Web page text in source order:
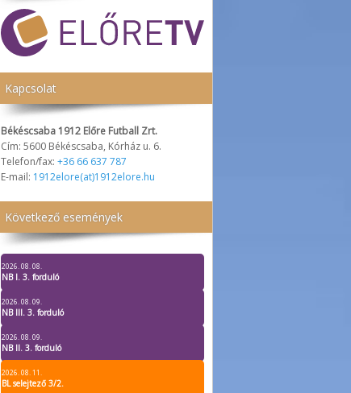
Kapcsolat
Békéscsaba 1912 Előre Futball Zrt.
Cím: 5600 Békéscsaba, Kórház u. 6.
Telefon/fax: +36 66 637 787
E-mail: 1912elore(at)1912elore.hu
Következő események
2026. 08. 08.
NB I. 3. forduló
2026. 08. 09.
NB III. 3. forduló
2026. 08. 09.
NB II. 3. forduló
2026. 08. 11.
BL selejtező 3/2.